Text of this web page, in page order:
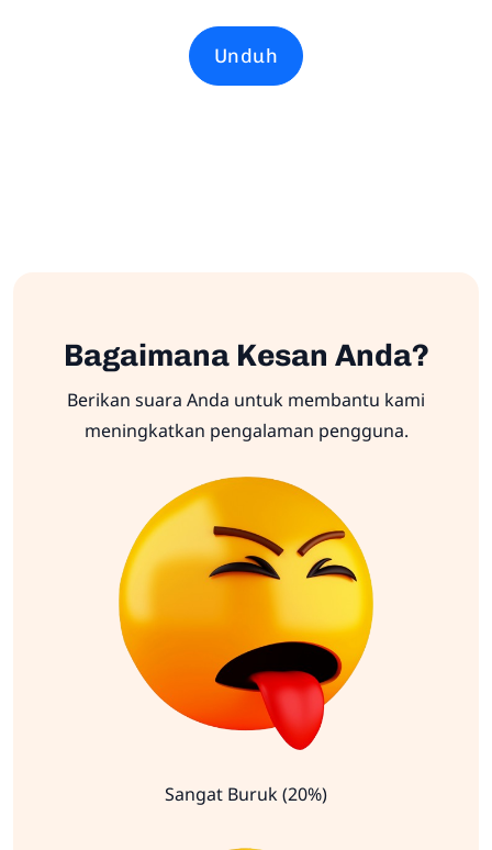
Unduh
Bagaimana Kesan Anda?
Berikan suara Anda untuk membantu kami
meningkatkan pengalaman pengguna.
Sangat Buruk (20%)